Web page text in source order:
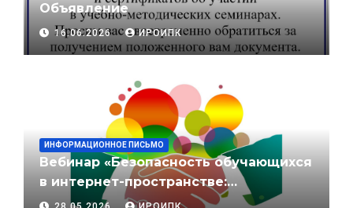
Объявление
16.06.2026 ИРОИПК
ИНФОРМАЦИОННОЕ ПИСЬМО
Вебинар «Безопасность обучающихся
в интернет-пространстве:
противодействие влиянию и